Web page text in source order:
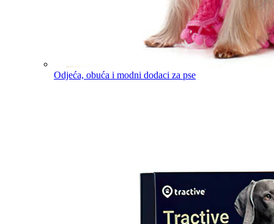
Odjeća, obuća i modni dodaci za pse